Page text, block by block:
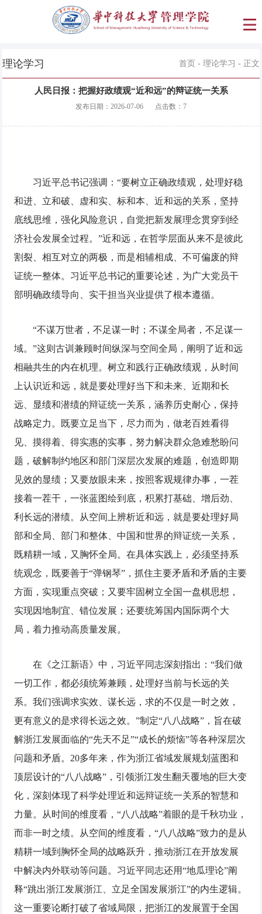
理论学习 首页 - 理论学习 - 正文
人民日报：把握好政绩观“近和远”的辩证统一关系
发布日期： 2026-07-06 点击数： 7
习近平总书记强调：“要树立正确政绩观，处理好稳
和进、立和破、虚和实、标和本、近和远的关系，坚持
底线思维，强化风险意识，自觉把新发展理念贯穿到经
济社会发展全过程。”近和远，在哲学层面从来不是彼此
割裂、相互对立的两极，而是相辅相成、不可偏废的辩
证统一整体。习近平总书记的重要论述，为广大党员干
部明确政绩导向、实干担当兴业提供了根本遵循。
“不谋万世者，不足谋一时；不谋全局者，不足谋一
域。”这则古训兼顾时间纵深与空间全局，阐明了近和远
相融共生的内在机理。树立和践行正确政绩观，从时间
上认识近和远，就是要处理好当下和未来、近期和长
远、显绩和潜绩的辩证统一关系，涵养历史耐心，保持
战略定力。既要立足当下，尽力而为，做老百姓看得
见、摸得着、得实惠的实事，努力解决群众急难愁盼问
题，破解制约地区和部门深层次发展的难题，创造即期
见效的显绩；又要放眼未来，按照客观规律办事，一茬
接着一茬干，一张蓝图绘到底，积累打基础、增后劲、
利长远的潜绩。从空间上辨析近和远，就是要处理好局
部和全局、部门和整体、中国和世界的辩证统一关系，
既精耕一域，又胸怀全局。在具体实践上，必须坚持系
统观念，既要善于“弹钢琴”，抓住主要矛盾和矛盾的主要
方面，实现重点突破；又要牢固树立全国一盘棋思想，
实现因地制宜、错位发展；还要统筹国内国际两个大
局，着力推动高质量发展。
在《之江新语》中，习近平同志深刻指出：“我们做
一切工作，都必须统筹兼顾，处理好当前与长远的关
系。我们强调求实效、谋长远，求的不仅是一时之效，
更有意义的是求得长远之效。”制定“八八战略”，旨在破
解浙江发展面临的“先天不足”“成长的烦恼”等各种深层次
问题和矛盾。20多年来，作为浙江省域发展规划蓝图和
顶层设计的“八八战略”，引领浙江发生翻天覆地的巨大变
化，深刻体现了科学处理近和远辩证统一关系的智慧和
力量。从时间的维度看，“八八战略”着眼的是千秋功业，
而非一时之绩。从空间的维度看，“八八战略”致力的是从
精耕一域到胸怀全局的战略跃升，推动浙江在开放发展
中解决内外联动等问题。习近平同志还用“地瓜理论”阐
释“跳出浙江发展浙江、立足全国发展浙江”的内生逻辑。
这一重要论断打破了省域局限，把浙江的发展置于全国